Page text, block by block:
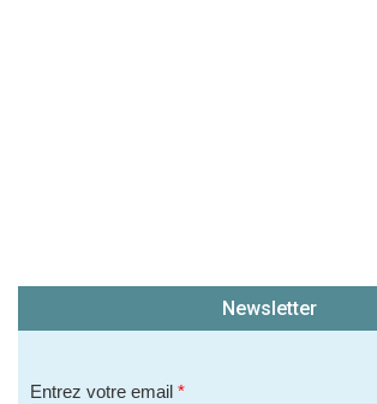
Newsletter
Entrez votre email *